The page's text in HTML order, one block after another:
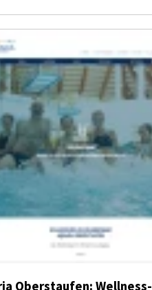
Oberstaufen: Wellness-